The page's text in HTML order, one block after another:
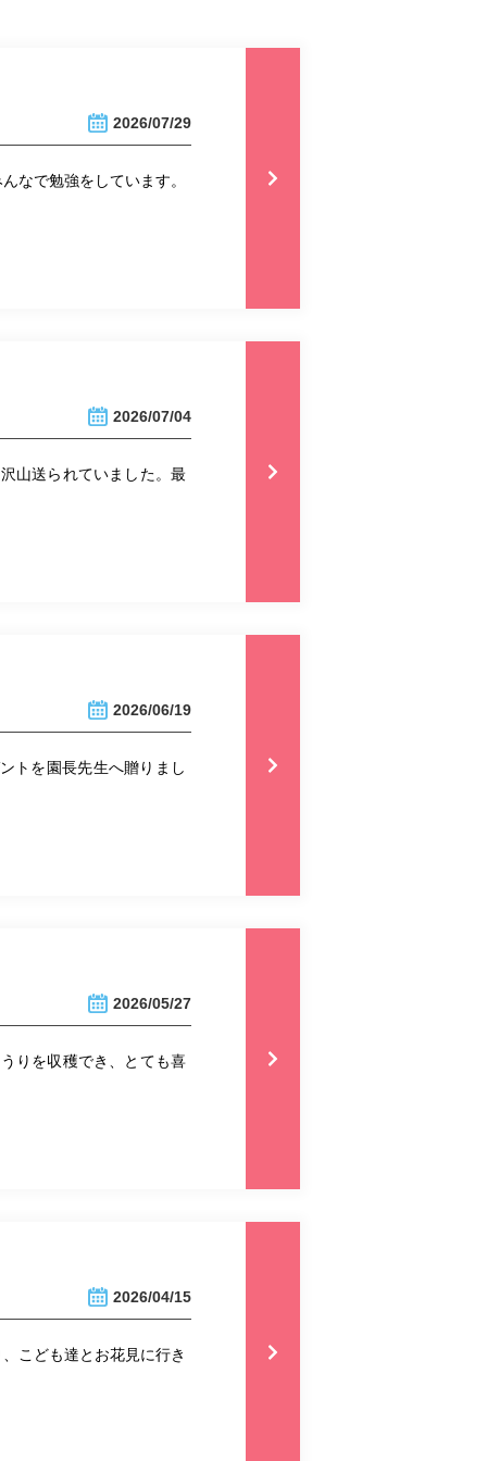
2026/07/29
なで勉強をしています。
2026/07/04
山送られていました。最
2026/06/19
トを園長先生へ贈りまし
2026/05/27
りを収穫でき、とても喜
2026/04/15
こども達とお花見に行き